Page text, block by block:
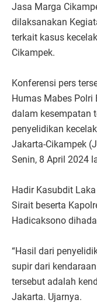
Jasa Marga
dilaksanakan
terkait kasus
Cikampek.
Konferensi pers
Humas Mabes Polri
dalam kesempatan
penyelidikan
Jakarta-Cikampek
Senin, 8 April 2024
Hadir Kasubdit
Sirait beserta
Hadicaksono
“Hasil dari
supir dari
tersebut adalah
Jakarta. Ujarnya.